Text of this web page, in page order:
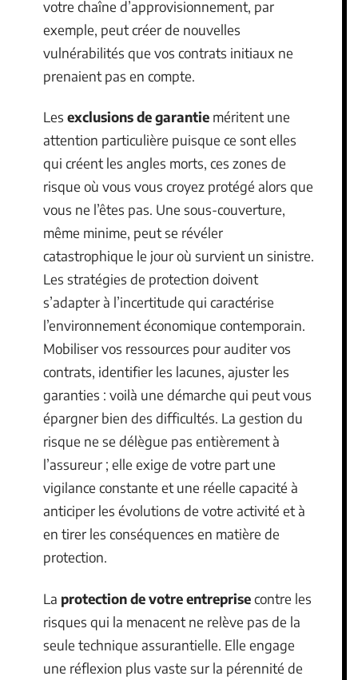
votre chaîne d’approvisionnement, par
exemple, peut créer de nouvelles
vulnérabilités que vos contrats initiaux ne
prenaient pas en compte.
Les exclusions de garantie méritent une
attention particulière puisque ce sont elles
qui créent les angles morts, ces zones de
risque où vous vous croyez protégé alors que
vous ne l’êtes pas. Une sous-couverture,
même minime, peut se révéler
catastrophique le jour où survient un sinistre.
Les stratégies de protection doivent
s’adapter à l’incertitude qui caractérise
l’environnement économique contemporain.
Mobiliser vos ressources pour auditer vos
contrats, identifier les lacunes, ajuster les
garanties : voilà une démarche qui peut vous
épargner bien des difficultés. La gestion du
risque ne se délègue pas entièrement à
l’assureur ; elle exige de votre part une
vigilance constante et une réelle capacité à
anticiper les évolutions de votre activité et à
en tirer les conséquences en matière de
protection.
La protection de votre entreprisecontre les
risques qui la menacent ne relève pas de la
seule technique assurantielle. Elle engage
une réflexion plus vaste sur la pérennité de